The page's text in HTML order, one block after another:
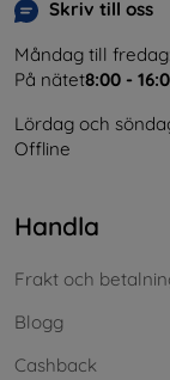
Skriv till oss
Måndag till fredag:
På nätet8:00 -
Lördag och
Offline
Handla
Frakt och
Blogg
Cashback